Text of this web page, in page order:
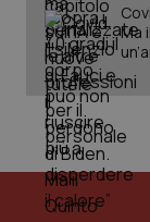
Ma